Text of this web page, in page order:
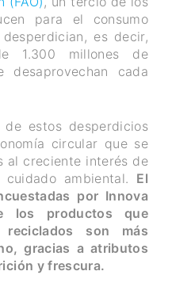
para el consumo
es decir,
1.300 millones de
cada
estos desperdicios
circular que se
al creciente interés de
ambiental. El
por Innova
los productos que
reciclados son más
gracias a atributos
y frescura.